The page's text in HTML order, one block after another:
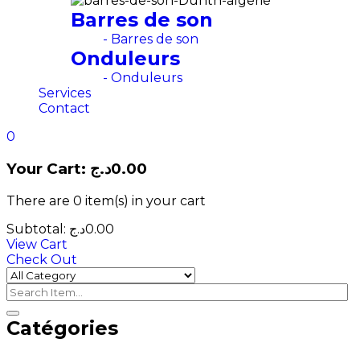
Barres de son
- Barres de son
Onduleurs
- Onduleurs
Services
Contact
0
Your Cart: 0.00د.ج
There are 0 item(s) in your cart
Subtotal:
0.00د.ج
View Cart
Check Out
Catégories